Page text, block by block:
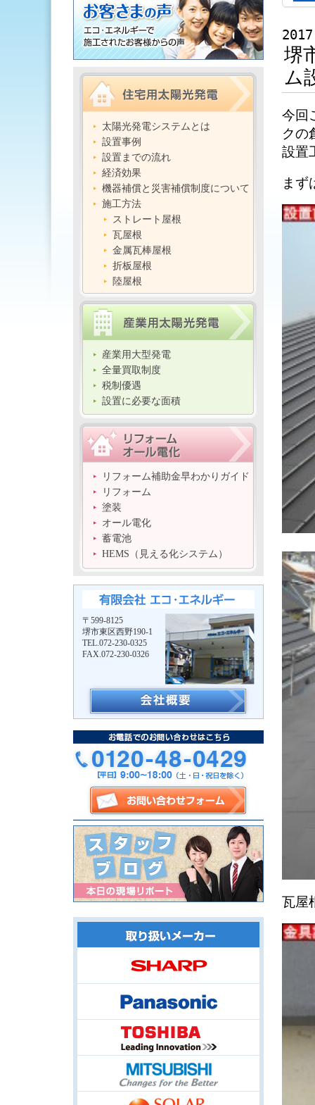
太陽光発電システムとは
設置事例
設置までの流れ
経済効果
機器補償と災害補償制度について
施工方法
ストレート屋根
瓦屋根
金属瓦棒屋根
折板屋根
陸屋根
産業用大型発電
全量買取制度
税制優遇
設置に必要な面積
リフォーム補助金早わかりガイド
リフォーム
塗装
オール電化
蓄電池
HEMS（見える化システム）
〒599-8125
堺市東区西野190-1
TEL.072-230-0325
FAX.072-230-0326
堺
ム
今回
クの
設置
まず
瓦屋